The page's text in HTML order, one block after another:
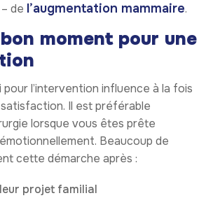
de l’augmentation mammaire.
moment pour une
l’intervention influence à la fois
Il est préférable
lorsque vous êtes prête
Beaucoup de
cette démarche après :
projet familial